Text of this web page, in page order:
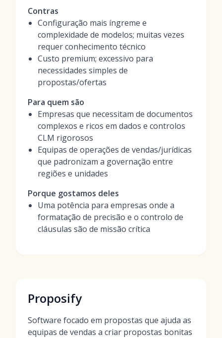
Contras
Configuração mais íngreme e
complexidade de modelos; muitas vezes
requer conhecimento técnico
Custo premium; excessivo para
necessidades simples de
propostas/ofertas
Para quem são
Empresas que necessitam de documentos
complexos e ricos em dados e controlos
CLM rigorosos
Equipas de operações de vendas/jurídicas
que padronizam a governação entre
regiões e unidades
Porque gostamos deles
Uma potência para empresas onde a
formatação de precisão e o controlo de
cláusulas são de missão crítica
Proposify
Software focado em propostas que ajuda as
equipas de vendas a criar propostas bonitas